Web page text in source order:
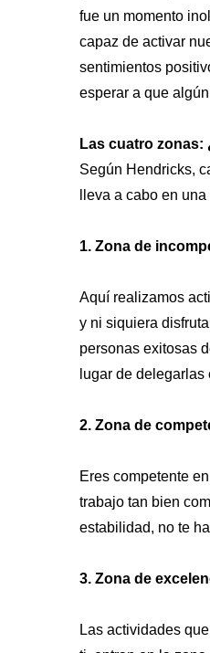
fue un momento
capaz de activar
sentimientos
esperar a que
Las cuatro zonas:
Según Hendricks,
lleva a cabo en
1. Zona de
Aquí realizamos
y ni siquiera
personas exitosas
lugar de delegarlas
2. Zona de
Eres competente
trabajo tan bien
estabilidad, no te
3. Zona de
Las actividades